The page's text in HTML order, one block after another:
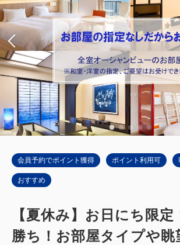
会員予約でポイント獲得 ポイント利用可
おすすめ
【夏休み】お日にち限
勝ち！お部屋タイプや眺